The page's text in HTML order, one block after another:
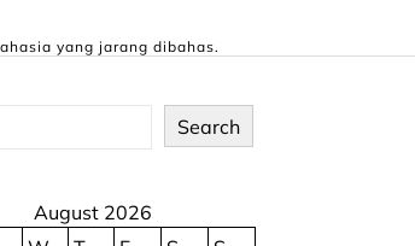
yang jarang dibahas.
Search
August 2026